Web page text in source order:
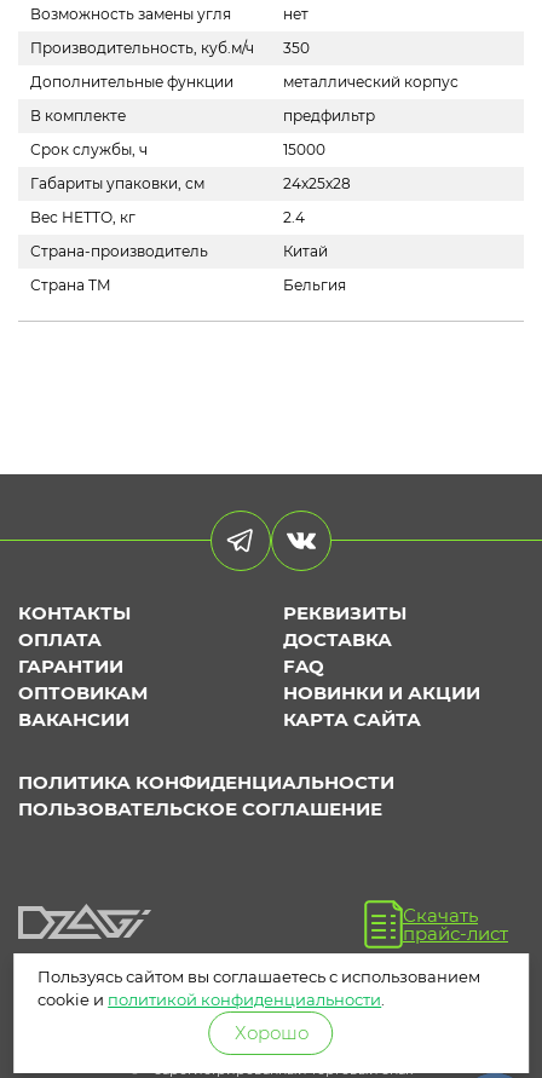
Возможность замены угля
нет
Производительность, куб.м/ч
350
Дополнительные функции
металлический корпус
В комплекте
предфильтр
Срок службы, ч
15000
Габариты упаковки, см
24х25х28
Вес НЕТТО, кг
2.4
Страна-производитель
Китай
Страна ТМ
Бельгия
КОНТАКТЫ
РЕКВИЗИТЫ
ОПЛАТА
ДОСТАВКА
ГАРАНТИИ
FAQ
ОПТОВИКАМ
НОВИНКИ И АКЦИИ
ВАКАНСИИ
КАРТА САЙТА
ПОЛИТИКА КОНФИДЕНЦИАЛЬНОСТИ
ПОЛЬЗОВАТЕЛЬСКОЕ СОГЛАШЕНИЕ
Скачать
прайс-лист
® – зарегистрированный торговый знак
Пользуясь сайтом вы соглашаетесь с использованием
cookie и политикой конфиденциальности
Хорошо